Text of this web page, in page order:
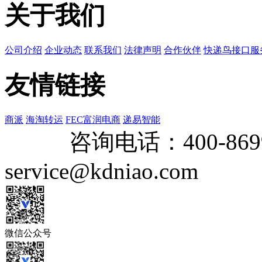
关于我们
公司介绍 企业动态 联系我们 法律声明 合作伙伴 快递鸟接口服
友情链接
商派 海淘转运 FEC富润电商 递易智能
咨询电话： 400-
service@kdniao.com
微信公众号